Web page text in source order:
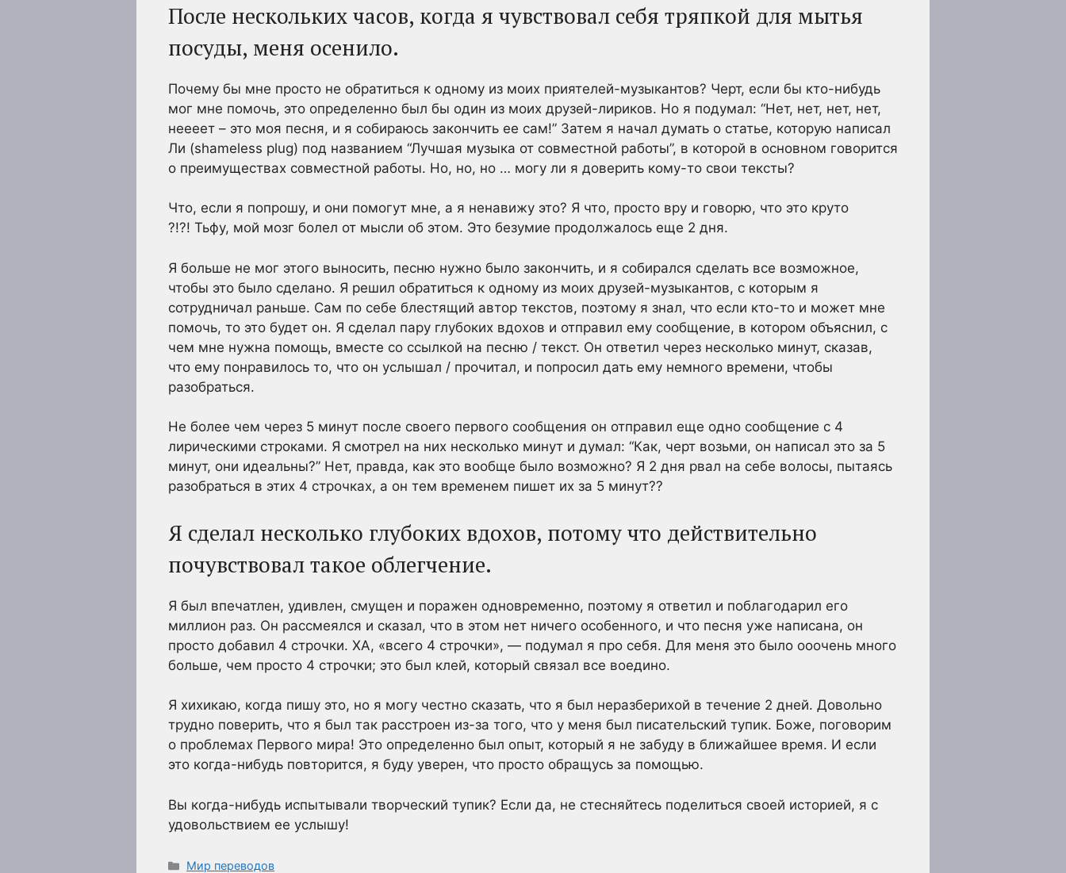
После нескольких часов, когда я чувствовал себя тряпкой для мытья
посуды, меня осенило.
Почему бы мне просто не обратиться к одному из моих приятелей-музыкантов? Черт, если бы кто-нибудь
мог мне помочь, это определенно был бы один из моих друзей-лириков. Но я подумал: “Нет, нет, нет, нет,
неееет – это моя песня, и я собираюсь закончить ее сам!” Затем я начал думать о статье, которую написал
Ли (shameless plug) под названием “Лучшая музыка от совместной работы”, в которой в основном говорится
о преимуществах совместной работы. Но, но, но … могу ли я доверить кому-то свои тексты?
Что, если я попрошу, и они помогут мне, а я ненавижу это? Я что, просто вру и говорю, что это круто
?!?! Тьфу, мой мозг болел от мысли об этом. Это безумие продолжалось еще 2 дня.
Я больше не мог этого выносить, песню нужно было закончить, и я собирался сделать все возможное,
чтобы это было сделано. Я решил обратиться к одному из моих друзей-музыкантов, с которым я
сотрудничал раньше. Сам по себе блестящий автор текстов, поэтому я знал, что если кто-то и может мне
помочь, то это будет он. Я сделал пару глубоких вдохов и отправил ему сообщение, в котором объяснил, с
чем мне нужна помощь, вместе со ссылкой на песню / текст. Он ответил через несколько минут, сказав,
что ему понравилось то, что он услышал / прочитал, и попросил дать ему немного времени, чтобы
разобраться.
Не более чем через 5 минут после своего первого сообщения он отправил еще одно сообщение с 4
лирическими строками. Я смотрел на них несколько минут и думал: “Как, черт возьми, он написал это за 5
минут, они идеальны?” Нет, правда, как это вообще было возможно? Я 2 дня рвал на себе волосы, пытаясь
разобраться в этих 4 строчках, а он тем временем пишет их за 5 минут??
Я сделал несколько глубоких вдохов, потому что действительно
почувствовал такое облегчение.
Я был впечатлен, удивлен, смущен и поражен одновременно, поэтому я ответил и поблагодарил его
миллион раз. Он рассмеялся и сказал, что в этом нет ничего особенного, и что песня уже написана, он
просто добавил 4 строчки. ХА, «всего 4 строчки», — подумал я про себя. Для меня это было ооочень много
больше, чем просто 4 строчки; это был клей, который связал все воедино.
Я хихикаю, когда пишу это, но я могу честно сказать, что я был неразберихой в течение 2 дней. Довольно
трудно поверить, что я был так расстроен из-за того, что у меня был писательский тупик. Боже, поговорим
о проблемах Первого мира! Это определенно был опыт, который я не забуду в ближайшее время. И если
это когда-нибудь повторится, я буду уверен, что просто обращусь за помощью.
Вы когда-нибудь испытывали творческий тупик? Если да, не стесняйтесь поделиться своей историей, я с
удовольствием ее услышу!
Рубрики
Мир переводов